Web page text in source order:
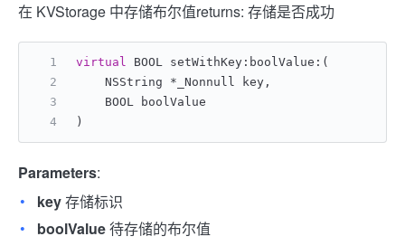
在 KVStorage 中存储布尔值returns: 存储是否成功
virtual BOOL setWithKey:boolValue:(
    NSString *_Nonnull key,
    BOOL boolValue
)
Parameters:
key存储标识
boolValue待存储的布尔值